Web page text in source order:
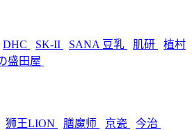
DHC SK-II SANA 豆乳 肌研
植村
盛田屋
狮王LION 膳魔师 京瓷
今治